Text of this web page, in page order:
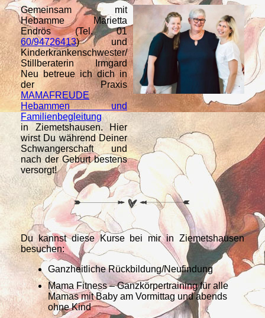
Gemeinsam mit
Hebamme Marietta
Endrös (Tel. 01
60/94726413) und
Kinderkrankenschwester/
Stillberaterin Irmgard
Neu betreue ich dich in
der Praxis
MAMAFREUDE
Hebammen und
Familienbegleitung
in Ziemetshausen. Hier
wirst Du während Deiner
Schwangerschaft und
nach der Geburt bestens
versorgt!
Du kannst diese Kurse bei mir in Ziemetshausen
besuchen:
Ganzheitliche Rückbildung/Neufindung
Mama Fitness – Ganzkörpertraining für alle
Mamas mit Baby am Vormittag und abends
ohne Kind